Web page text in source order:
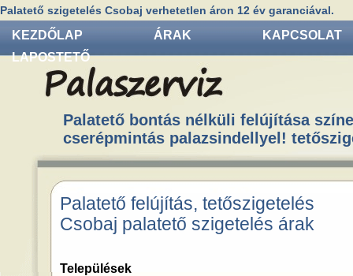
Palatető szigetelés Csobaj verhetetlen áron 12 év garanciával.
KEZDŐLAP ÁRAK
KAPCSOLAT
LAPOSTETŐ
Palatető bontás nélküli felújítása
cserépmintás palazsindellyel!
Palatető felújítás, tetőszigetelés
Csobaj palatető szigetelés árak
Települések